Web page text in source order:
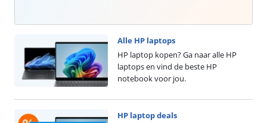
Alle HP laptops
HP laptop kopen? Ga naar alle HP
laptops en vind de beste HP
notebook voor jou.
HP laptop deals